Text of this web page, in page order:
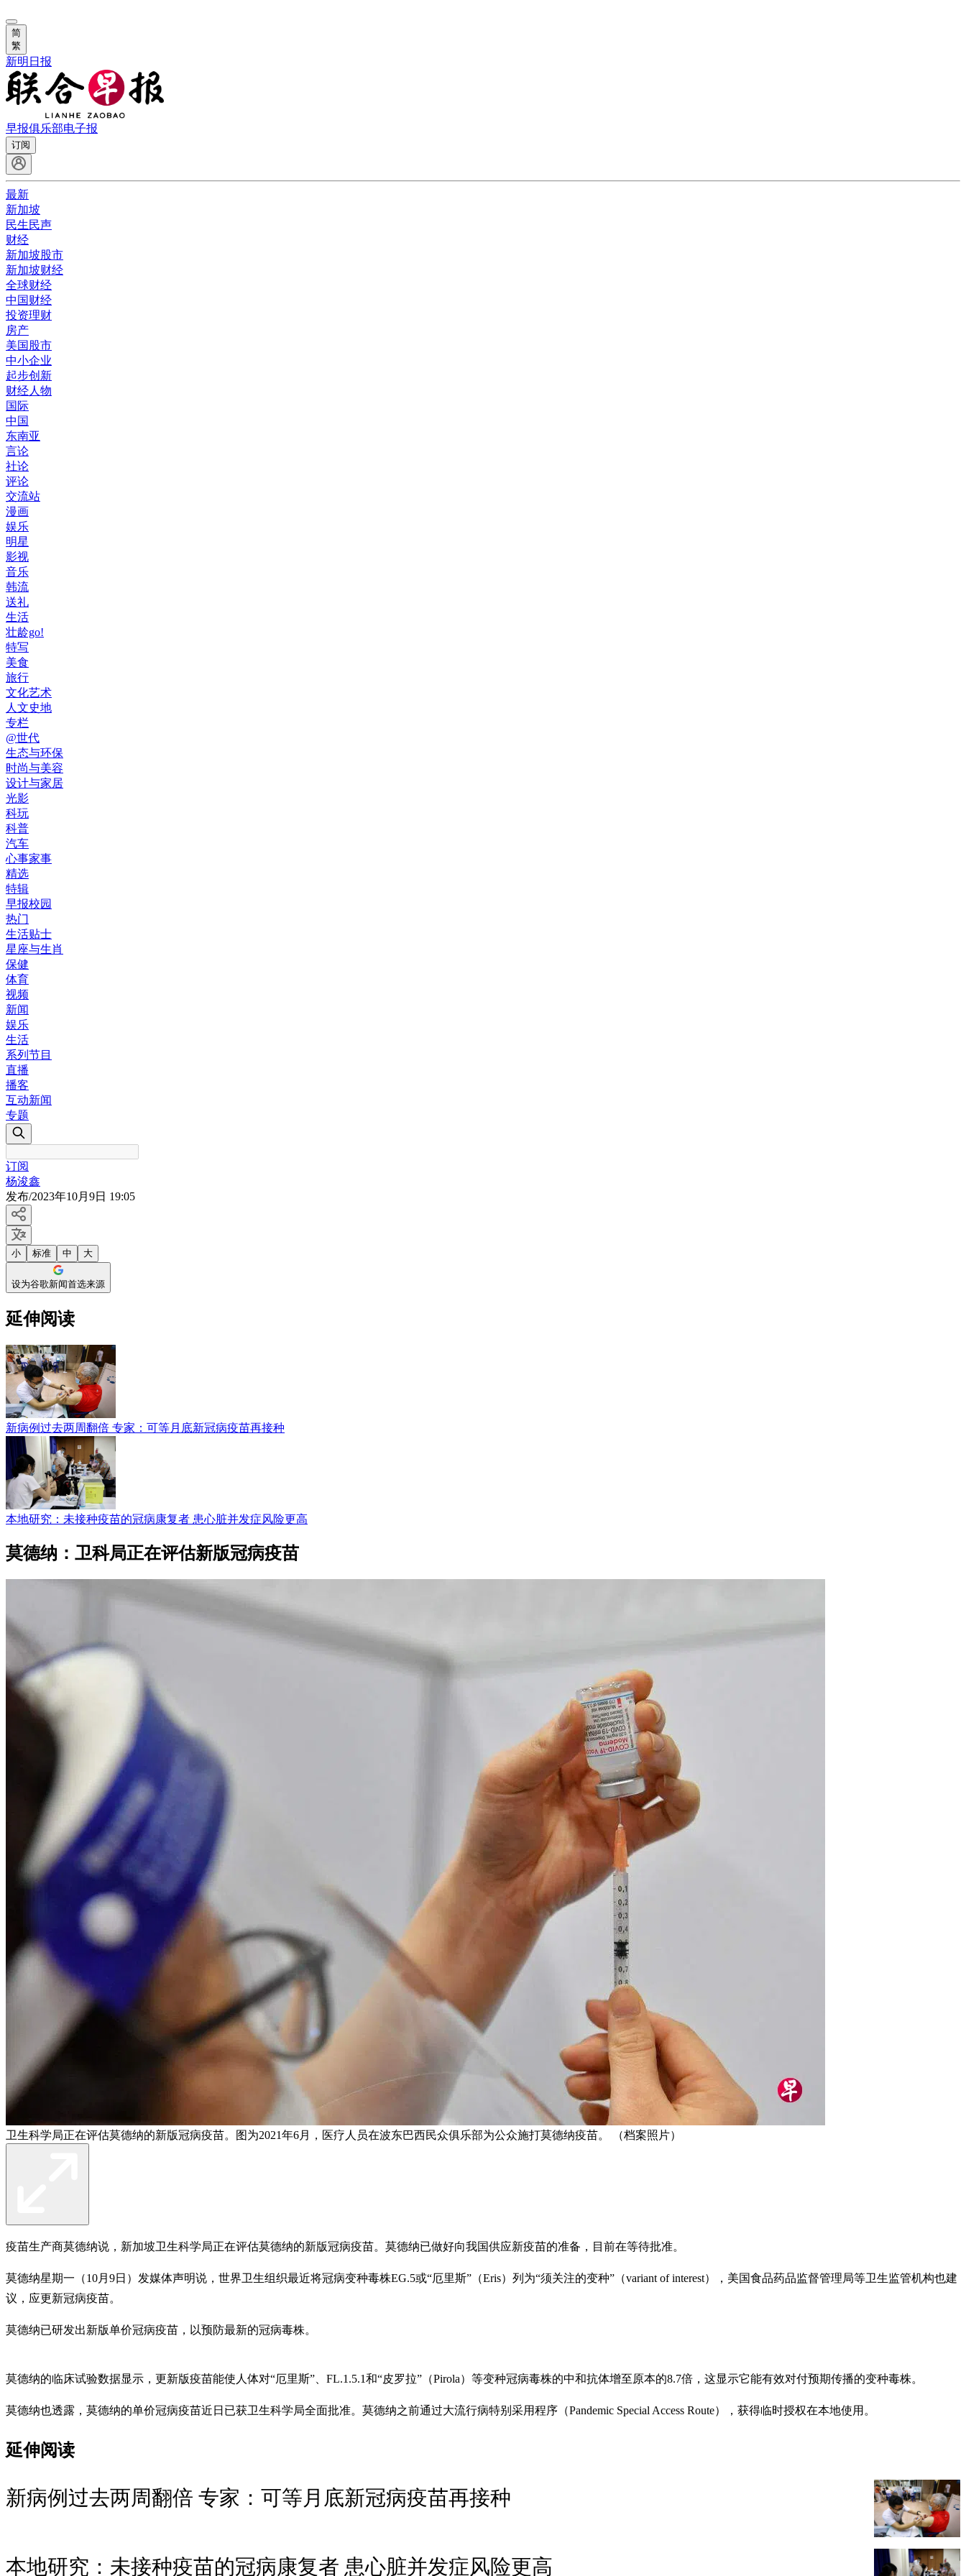
简
繁
新明日报
早报俱乐部电子报
订阅
最新
新加坡
民生民声
财经
新加坡股市
新加坡财经
全球财经
中国财经
投资理财
房产
美国股市
中小企业
起步创新
财经人物
国际
中国
东南亚
言论
社论
评论
交流站
漫画
娱乐
明星
影视
音乐
韩流
送礼
生活
壮龄go!
特写
美食
旅行
文化艺术
人文史地
专栏
@世代
生态与环保
时尚与美容
设计与家居
光影
科玩
科普
汽车
心事家事
精选
特辑
早报校园
热门
生活贴士
星座与生肖
保健
体育
视频
新闻
娱乐
生活
系列节目
直播
播客
互动新闻
专题
订阅
杨浚鑫
发布/2023年10月9日 19:05
小 标准 中 大
设为谷歌新闻首选来源
延伸阅读
新病例过去两周翻倍 专家：可等月底新冠病疫苗再接种
本地研究：未接种疫苗的冠病康复者 患心脏并发症风险更高
莫德纳：卫科局正在评估新版冠病疫苗
卫生科学局正在评估莫德纳的新版冠病疫苗。图为2021年6月，医疗人员在波东巴西民众俱乐部为公众施打莫德纳疫苗。 （档案照片）
疫苗生产商莫德纳说，新加坡卫生科学局正在评估莫德纳的新版冠病疫苗。莫德纳已做好向我国供应新疫苗的准备，目前在等待批准。
莫德纳星期一（10月9日）发媒体声明说，世界卫生组织最近将冠病变种毒株EG.5或“厄里斯”（Eris）列为“须关注的变种”（variant of interest），美国食品药品监督管理局等卫生监管机构也建
议，应更新冠病疫苗。
莫德纳已研发出新版单价冠病疫苗，以预防最新的冠病毒株。
莫德纳的临床试验数据显示，更新版疫苗能使人体对“厄里斯”、FL.1.5.1和“皮罗拉”（Pirola）等变种冠病毒株的中和抗体增至原本的8.7倍，这显示它能有效对付预期传播的变种毒株。
莫德纳也透露，莫德纳的单价冠病疫苗近日已获卫生科学局全面批准。莫德纳之前通过大流行病特别采用程序（Pandemic Special Access Route），获得临时授权在本地使用。
延伸阅读
新病例过去两周翻倍 专家：可等月底新冠病疫苗再接种
本地研究：未接种疫苗的冠病康复者 患心脏并发症风险更高